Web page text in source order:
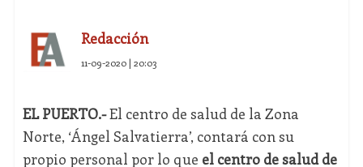
Redacción
11-09-2020 | 20:03
EL PUERTO.-El centro de salud de la Zona
Norte, ‘Ángel Salvatierra’, contará con su
propio personal por lo que el centro de salud de